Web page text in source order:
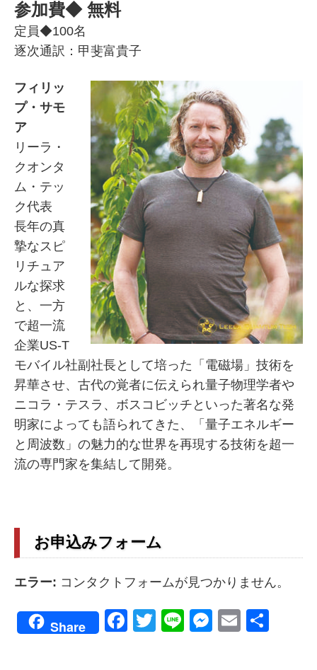
参加費◆ 無料
定員◆100名
逐次通訳：甲斐富貴子
フィリッ
プ・サモ
ア
リーラ・
クオンタ
ム・テッ
ク代表
長年の真
摯なスピ
リチュア
ルな探求
と、一方
で超一流
企業US-T
モバイル社副社長として培った「電磁場」技術を
昇華させ、古代の覚者に伝えられ量子物理学者や
ニコラ・テスラ、ボスコビッチといった著名な発
明家によっても語られてきた、「量子エネルギー
と周波数」の魅力的な世界を再現する技術を超一
流の専門家を集結して開発。
お申込みフォーム
エラー: コンタクトフォームが見つかりません。
Share Facebook
Twitter
Line Email